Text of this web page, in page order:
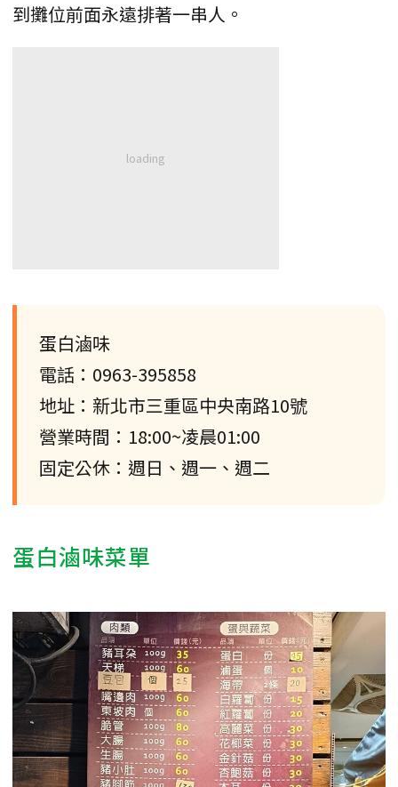
到攤位前面永遠排著一串人。
蛋白滷味
電話：0963-395858
地址：新北市三重區中央南路10號
營業時間：18:00~凌晨01:00
固定公休：週日、週一、週二
蛋白滷味菜單